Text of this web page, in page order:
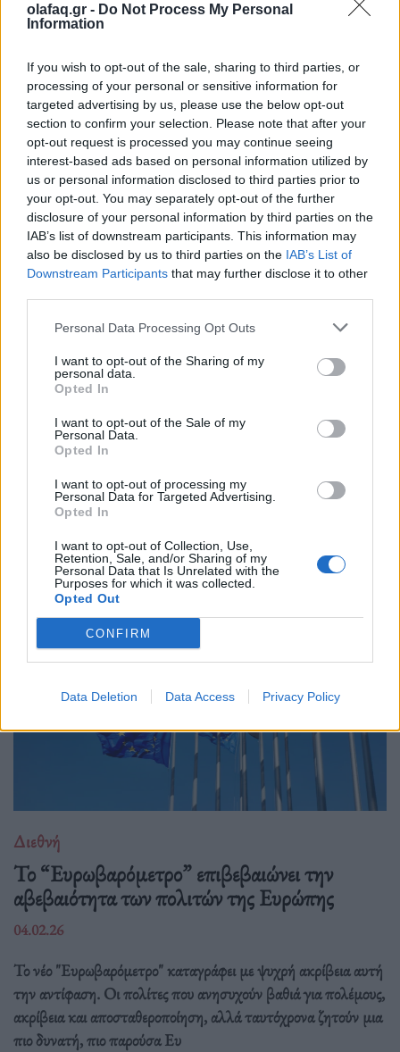
olafaq.gr - Do Not Process My Personal
Information
If you wish to opt-out of the sale, sharing to third parties, or
processing of your personal or sensitive information for
targeted advertising by us, please use the below opt-out
section to confirm your selection. Please note that after your
opt-out request is processed you may continue seeing
interest-based ads based on personal information utilized by
us or personal information disclosed to third parties prior to
your opt-out. You may separately opt-out of the further
disclosure of your personal information by third parties on the
IAB’s list of downstream participants. This information may
also be disclosed by us to third parties on the IAB’s List of
Downstream Participants that may further disclose it to other
Personal Data Processing Opt Outs
I want to opt-out of the Sharing of my
personal data.
Opted In
I want to opt-out of the Sale of my
Personal Data.
Opted In
I want to opt-out of processing my
Personal Data for Targeted Advertising.
Opted In
I want to opt-out of Collection, Use,
Retention, Sale, and/or Sharing of my
Personal Data that Is Unrelated with the
Purposes for which it was collected.
Opted Out
CONFIRM
Data Deletion Data Access Privacy Policy
Δείτε επίσης
Διεθνή
Ο Πάπας Λέων ΙΔ’ και η εγκύκλιος για την
συγκέντρωση ισχύος
Στην πρώτη του εγκύκλιο "Magnifica Humanitas", ο Πάπας
καταγγείλει την ανισότητα, τον πόλεμο, τη διάβρωση της
δημοκρατίας και τη συγκέντρωση εξουσίας σε
Διεθνή
Το “Ευρωβαρόμετρο” επιβεβαιώνει την
αβεβαιότητα των πολιτών της Ευρώπης
04.02.26
Το νέο "Ευρωβαρόμετρο" καταγράφει με ψυχρή ακρίβεια αυτή
την αντίφαση. Oι πολίτες που ανησυχούν βαθιά για πολέμους,
ακρίβεια και αποσταθεροποίηση, αλλά ταυτόχρονα ζητούν μια
πιο δυνατή, πιο παρούσα Ευ